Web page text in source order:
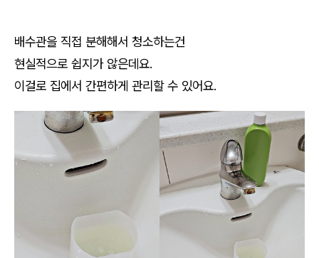
배수관을 직접 분해해서 청소하는건
현실적으로 쉽지가 않은데요.
이걸로 집에서 간편하게 관리할 수 있어요.